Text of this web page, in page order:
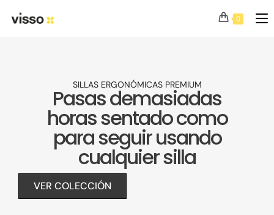
0
SILLAS ERGONÓMICAS PREMIUM
Pasas demasiadas
horas sentado como
para seguir usando
cualquier silla
VER COLECCIÓN